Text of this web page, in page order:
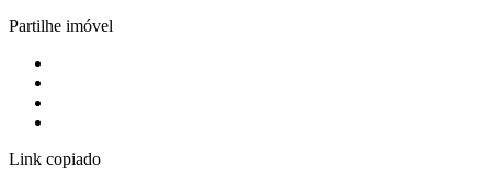
Partilhe imóvel
Link copiado